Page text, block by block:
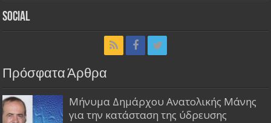
Social
Πρόσφατα Άρθρα
Μήνυμα Δημάρχου Ανατολικής Μάνης
για την κατάσταση της ύδρευσης